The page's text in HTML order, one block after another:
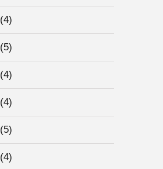
(4)
(5)
(4)
(4)
(5)
(4)